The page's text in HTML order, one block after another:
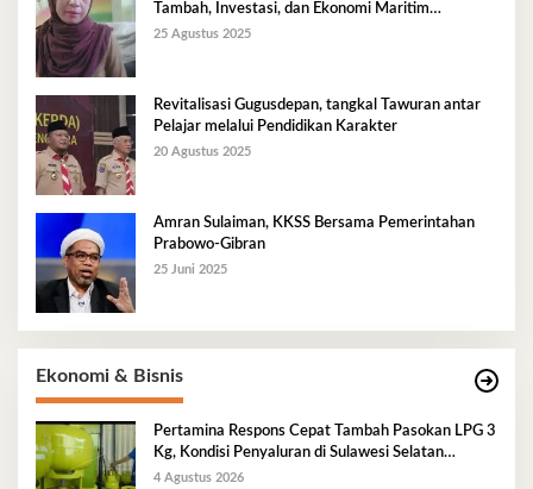
Tambah, Investasi, dan Ekonomi Maritim
Berkelanjutan
25 Agustus 2025
Revitalisasi Gugusdepan, tangkal Tawuran antar
Pelajar melalui Pendidikan Karakter
20 Agustus 2025
Amran Sulaiman, KKSS Bersama Pemerintahan
Prabowo-Gibran
25 Juni 2025
Ekonomi & Bisnis
Pertamina Respons Cepat Tambah Pasokan LPG 3
Kg, Kondisi Penyaluran di Sulawesi Selatan
Berlangsung Kondusif
4 Agustus 2026